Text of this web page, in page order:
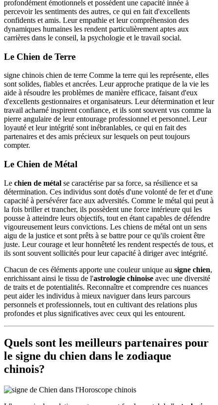
profondément émotionnels et possèdent une capacité innée à
percevoir les sentiments des autres, ce qui en fait d'excellents
confidents et amis. Leur empathie et leur compréhension des
dynamiques humaines les rendent particulièrement aptes aux
carrières dans le conseil, la psychologie et le travail social.
Le Chien de Terre
signe chinois chien de terre Comme la terre qui les représente, elles
sont solides, fiables et ancrées. Leur approche pratique de la vie les
aide à résoudre les problèmes de manière efficace, faisant d'eux
d'excellents gestionnaires et organisateurs. Leur détermination et leur
travail acharné inspirent confiance, et ils sont souvent vus comme la
pierre angulaire de leur entourage professionnel et personnel. Leur
loyauté et leur intégrité sont inébranlables, ce qui en fait des
partenaires et des amis précieux sur lesquels on peut toujours
compter.
Le Chien de Métal
Le chien de métal se caractérise par sa force, sa résilience et sa
détermination. Ces individus sont dotés d'une volonté de fer et d'une
capacité à persévérer face aux adversités. Comme le métal qui peut à
la fois briller et trancher, ils possèdent une force intérieure qui les
pousse à atteindre leurs objectifs, tout en étant capables de défendre
vigoureusement leurs convictions. Les chiens de métal ont un sens
aigu de la justice et sont prêts à se battre pour ce qu'ils croient être
juste. Leur courage et leur honnêteté les rendent respectés de tous, et
ils sont souvent sollicités pour leur capacité à diriger avec intégrité.
Chacun de ces éléments apporte une couleur unique au signe chien,
enrichissant ainsi le tissu de l'astrologie chinoise avec une diversité
de traits et de potentialités. Reconnaître et comprendre ces nuances
peut aider les individus à mieux naviguer dans leurs parcours
personnels et professionnels, tout en cultivant des relations plus
profondes et plus significatives avec ceux qui les entourent.
Quels sont les meilleurs partenaires pour
le signe du chien dans le zodiaque
chinois?